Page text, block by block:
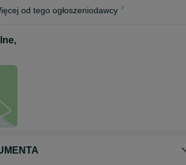
od tego ogłoszeniodawcy
,